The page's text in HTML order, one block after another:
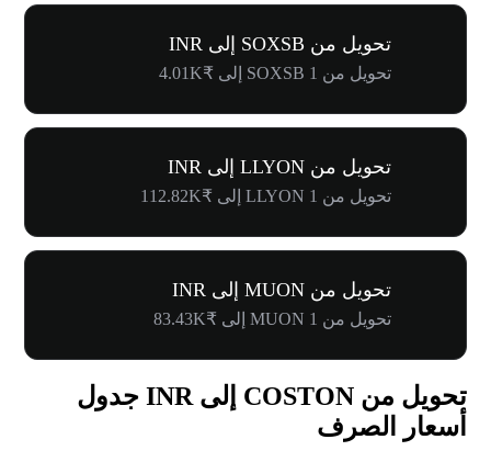
تحويل من SOXSB إلى INR
تحويل من 1 SOXSB إلى ₹4.01K
تحويل من LLYON إلى INR
تحويل من 1 LLYON إلى ₹112.82K
تحويل من MUON إلى INR
تحويل من 1 MUON إلى ₹83.43K
تحويل من COSTON إلى INR جدول
أسعار الصرف